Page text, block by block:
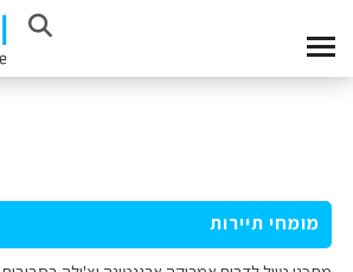
מומחי תיירות